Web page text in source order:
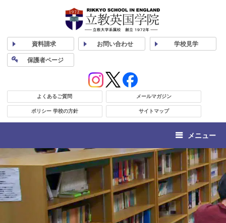
資料請求 お問い合わせ 学校見学
保護者ページ
よくあるご質問 メールマガジン
ポリシー 学校の方針 サイトマップ
メニュー